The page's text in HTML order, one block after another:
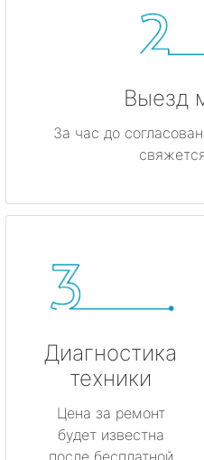
Выезд
За час до
Диагностика
техники
Цена за ремонт
будет известна
после бесплатной